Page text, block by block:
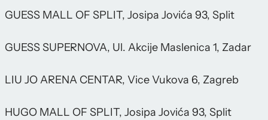
GUESS MALL OF SPLIT, Josipa Jovića 93, Split
GUESS SUPERNOVA, Ul. Akcije Maslenica 1, Zadar
LIU JO ARENA CENTAR, Vice Vukova 6, Zagreb
HUGO MALL OF SPLIT, Josipa Jovića 93, Split